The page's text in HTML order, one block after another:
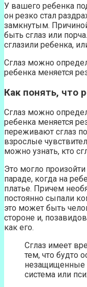
У вашего ребенка
он резко стал
замкнутым.
быть сглаз или
сглазили ребенка,
Сглаз можно
ребенка меняется
Как понять, что
Сглаз можно
ребенка меняется
переживают сглаз
взрослые
можно узнать, кто
Это могло
параде, когда на
платье. Причем
постоянно сыпали
это может быть
стороне и,
как его.
Сглаз имеет
тем, что будто
незащищенные
система или